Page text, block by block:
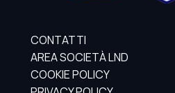
CONTATTI
AREA SOCIETÀ LND
COOKIE POLICY